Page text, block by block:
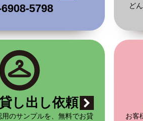
5798 ど
し出し依頼
のサンプルを、無料でお貸
お客